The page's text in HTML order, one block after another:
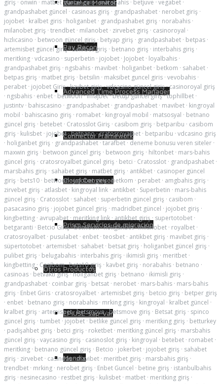
Variance Monitor
Pay Recon
Advanced Time Process Manager
Connector Framework
Cloud Conveyor
Prism Servicios de migración
Otros Productos
EPIUSE-sap-var
Mendix
giriş · onwin · matbet güncel giriş·marsbahis · betjuve · vegabet ·
grandpashabet güncel · casinoas giriş · grandpashabet · nerobet giriş ·
jojobet · kralbet giris · holiganbet · grandpashabet giriş · norabahis ·
milanobet giriş · trendbet · milanobet · zirvebet giriş · casinoroyal ·
hızlıcasino · betwoon güncel giriş · betyap giriş · grandpashabet · betpas ·
artemisbet güncel giriş·safirbet giriş · betnano giriş · interbahis giriş ·
meritking · vdcasino · superbetin · jojobet · Jojobet · loyalbahis ·
grandpashabet giriş · ngsbahis · mavibet · holiganbet · betkom · sahabet ·
betpas giriş · matbet giriş · betsilin · maksibet guncel giris · vevobahis ·
perabet · jojobet Giriş·kavbet giriş·vdcasino güncel giriş·casinoroyal giriş
· ngsbahis · enbet · betwoon·imajbet·betup güncel giriş·tophillbet ·
justintv · bahiscasino · grandpashabet · grandpashabet · mavibet · kingroyal
mobil · bahiscasino giriş · romabet · kingroyal mobil · matsosyal · betnano
güncel giriş · betebet · Cratosslot Giriş · casibom giriş · betparibu · casibom
giriş · kulisbet · jojobet·betnano·cratosroyalbet · betparibu · vdcasino giriş
· holiganbet giriş · grandpashabet · tarafbet · deneme bonusu veren siteler ·
maxwin giriş · betwoon güncel giriş · betwoon giriş · hiltonbet · mars-bahis
güncel giriş · cratosroyalbet güncel giriş · betci · Cratosslot · grandpashabet ·
marsbahis giriş · sahabet giriş · matbet giriş · antikbet · casinoper güncel
giriş · bets10 · betwoon·jojobet giriş·betkom · perabet · amgbahis giriş ·
zirvebet giriş · atlasbet · kingroyal link · antikbet · Superbetin · mars-bahis
güncel giriş · Cratosslot · sahabet · superbetin güncel giriş · casibom ·
pasacasino giriş · jojobet güncel giriş · madridbet güncel · jojobet giriş ·
kingbetting · avrupabet · meritking link · antikbet giriş · supertotobet ·
betgaranti · Betcio Giriş·betwoon·holiganbet·milanobet · royalbet ·
cratosroyalbet · pusulabet · enbet · teosbet · antikbet giriş · mavibet giriş ·
süpertotobet · artemisbet · sahabet · betsat giriş · holiganbet güncel giriş ·
pulibet giriş · belugabahis · interbahis giriş · ikimisli giriş · meritbet ·
kingbetting · Casibom·bets10 giriş · kavbet giriş · norabahis · betnano ·
casinoas · betvakti giriş·holiganbet giriş · betnano · ikimisli giriş ·
grandpashabet · coinbar giriş · betsat · nerobet · mars-bahis · mars-bahis
giriş · Enbet Giris · cratosroyalbet · artemisbet giriş · betcio giriş · betper giriş
· enbet · betnano giriş · norabahis · mrking giriş · kingroyal · kralbet güncel ·
kralbet giriş · artemisbet·betsmove·betsmove giriş · Betsat giriş · spinco
güncel giriş · tumbet · jojobet · betlike güncel giriş · meritking giriş · betturkey
· padişahbet giriş · betci giriş · roketbet · meritking güncel giriş · marsbahis
güncel giriş · vaycasino giriş · casinoslot giriş · kingroyal · betebet · romabet ·
meritking · betnano güncel giriş · Betcio · jokerbet · jojobet giriş · sahabet
giriş · zirvebet · casinoas·mavibet · meritbet giriş · marsbahis giriş ·
trendbet · mrking · nerobet giriş · Enbet Guncel · betine giriş · istanbulbahis
giriş · nesinecasino · restbet giriş · kulisbet · matbet · meritking giriş ·